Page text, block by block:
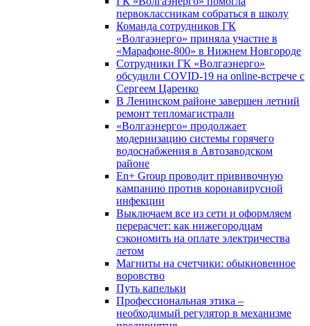
первоклассникам собраться в школу
Команда сотрудников ГК
«Волгаэнерго» приняла участие в
«Марафоне-800» в Нижнем Новгороде
Сотрудники ГК «Волгаэнерго»
обсудили COVID-19 на online-встрече с
Сергеем Царенко
В Ленинском районе завершен летний
ремонт тепломагистрали
«Волгаэнерго» продолжает
модернизацию системы горячего
водоснабжения в Автозаводском
районе
En+ Group проводит прививочную
кампанию против коронавирусной
инфекции
Выключаем все из сети и оформляем
перерасчет: как нижегородцам
сэкономить на оплате электричества
летом
Магниты на счетчики: обыкновенное
воровство
Путь капельки
Профессиональная этика –
необходимый регулятор в механизме